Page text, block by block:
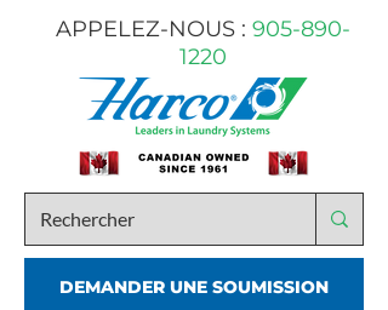
APPELEZ-NOUS : 905-890-
1220
DEMANDER UNE SOUMISSION